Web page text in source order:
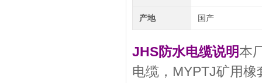
产地 国产
JHS防水电缆说明本
电缆，MYPTJ矿用